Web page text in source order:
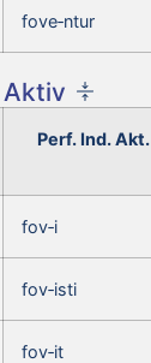
fove‑ntur
Perf. Ind. Akt.
fov‑i
fov‑isti
fov‑it